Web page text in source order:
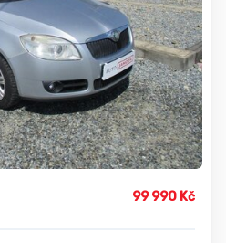
99 990 Kč